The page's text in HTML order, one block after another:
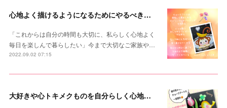
心地よく描けるようになるためにやるべきこと
「これからは自分の時間も大切に、私らしく心地よく
毎日を楽しんで暮らしたい」今まで大切なご家族や…
2022.09.02 07:15
大好きや心トキメクものを自分らしく心地よく描きたい♪